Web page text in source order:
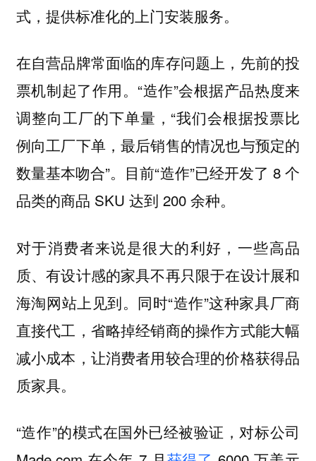
式，提供标准化的上门安装服务。
在自营品牌常面临的库存问题上，先前的投
票机制起了作用。“造作”会根据产品热度来
调整向工厂的下单量，“我们会根据投票比
例向工厂下单，最后销售的情况也与预定的
数量基本吻合”。目前“造作”已经开发了 8 个
品类的商品 SKU 达到 200 余种。
对于消费者来说是很大的利好，一些高品
质、有设计感的家具不再只限于在设计展和
海淘网站上见到。同时“造作”这种家具厂商
直接代工，省略掉经销商的操作方式能大幅
减小成本，让消费者用较合理的价格获得品
质家具。
“造作”的模式在国外已经被验证，对标公司